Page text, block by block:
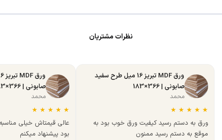
نظرات مشتریان
ورق MDF تبریز 16 میل طرح سفید
صابونی | 366×183
محمد
★
★
★
★
★
ورق به دستم رسید کیفیت ورق خوب بود به
موقع به دستم رسید ممنون
صابونی | 366×183
محمد
★
★
★
★
★
عالی قیمتاش خیلی
بود پیشنهاد میکنم